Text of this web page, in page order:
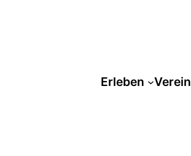
Erleben Verein